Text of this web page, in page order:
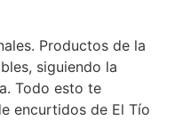
Productos de la
siguiendo la
Todo esto te
encurtidos de El Tío